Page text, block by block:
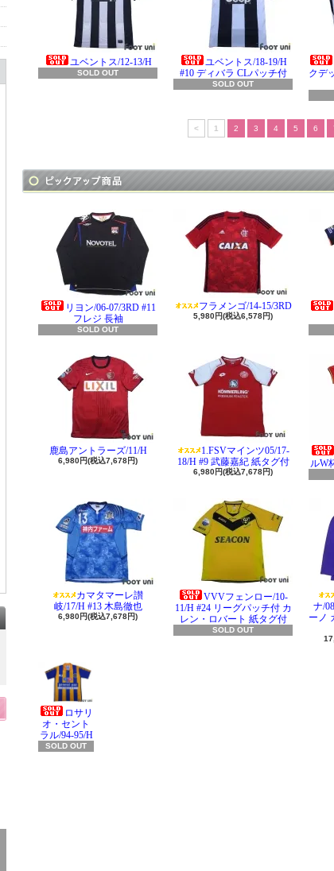
ユベントス/12-13/H
SOLD OUT
ユベントス/18-19/H
#10 ディバラ CLパッチ付
SOLD OUT
クデ
< 1 2 3 4 5 6
リヨン/06-07/3RD #11
フレジ 長袖
SOLD OUT
フラメンゴ/14-15/3RD
5,980円(税込6,578円)
鹿島アントラーズ/11/H
6,980円(税込7,678円)
1.FSVマインツ05/17-
18/H #9 武藤嘉紀 紙タグ付
6,980円(税込7,678円)
ルW
カマタマーレ讃
岐/17/H #13 木島徹也
6,980円(税込7,678円)
VVVフェンロー/10-
11/H #24 リーグパッチ付 カ
レン・ロバート 紙タグ付
SOLD OUT
ナ/
ーノ
ロサリ
オ・セント
ラル/94-95/H
SOLD OUT